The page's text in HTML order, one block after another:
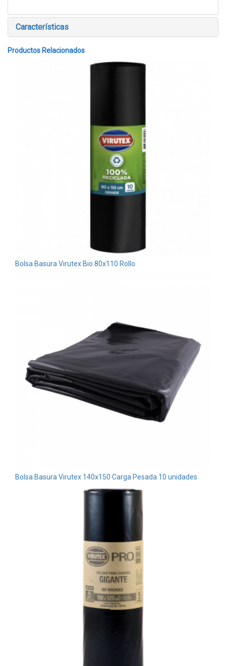
Características
Productos Relacionados
Bolsa Basura Virutex Bio 80x110 Rollo
Bolsa Basura Virutex 140x150 Carga Pesada 10 unidades